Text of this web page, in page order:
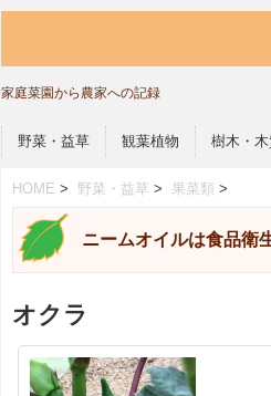
家庭菜園から農家への記録
野菜・益草 観葉植物 樹木・
HOME > 野菜・益草 > 果菜類 >
ニームオイルは食品衛
オクラ